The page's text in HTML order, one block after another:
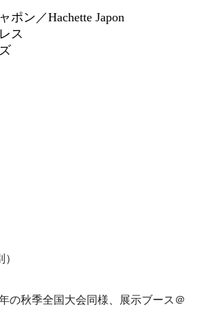
ポン／Hachette Japon
ス
の秋季全国大会同様、展示ブース＠